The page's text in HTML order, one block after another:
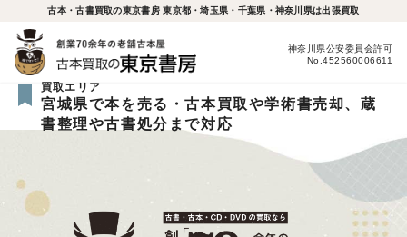
古本・古書買取の東京書房 東京都・埼玉県・千葉県・神奈川県は出張買取
神奈川県公安委員会許可
No.452560006611
買取エリア
宮城県で本を売る・古本買取や学術書売却、蔵
書整理や古書処分まで対応